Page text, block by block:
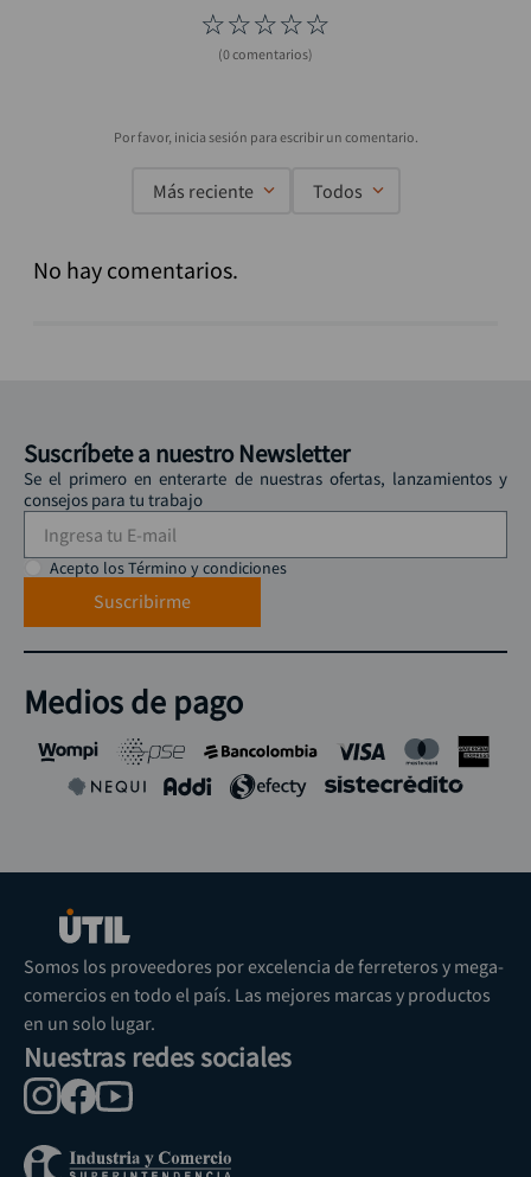
☆☆☆☆☆
(0 comentarios)
Más reciente Todos
No hay comentarios.
Suscríbete a nuestro Newsletter
Se el primero en enterarte de nuestras ofertas, lanzamientos y
consejos para tu trabajo
Acepto los Término y condiciones
Suscribirme
Medios de pago
Somos los proveedores por excelencia de ferreteros y mega-
comercios en todo el país. Las mejores marcas y productos
en un solo lugar.
Nuestras redes sociales